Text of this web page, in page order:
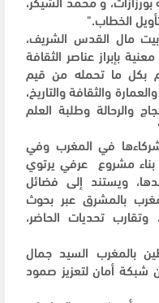
الخطاب."
بيت مال القدس الشريف،
بإبراز عناصر الثقافة
بكل ما تحمله من قيم
والثقافة والتاريخ،
والرحالة وطلبة العلم
في المغرب وفي
مشروع عرفي يرتوي
ويستند إلى فضائل
بالمشرق عبر بحوث
تحديات الحاضر،
بالمغرب السيد جمال
شبكة أمان لتعزيز صمود